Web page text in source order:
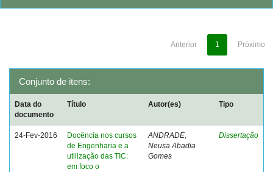
Anterior 1 Próximo
Conjunto de itens:
Data do
documento
Título Autor(es) Tipo
24-Fev-2016
Docência nos cursos
de Engenharia e a
utilização das TIC:
em foco o
ANDRADE,
Neusa Abadia
Gomes
Dissertação